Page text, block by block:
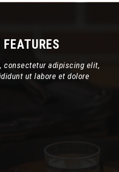
consectetur adipiscing elit,
ut labore et dolore